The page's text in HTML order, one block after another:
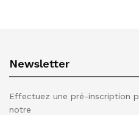
Newsletter
Effectuez une pré-inscription
notre